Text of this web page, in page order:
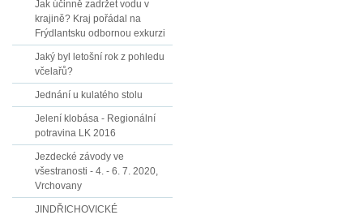
Jak účinně zadržet vodu v
krajině? Kraj pořádal na
Frýdlantsku odbornou exkurzi
Jaký byl letošní rok z pohledu
včelařů?
Jednání u kulatého stolu
Jelení klobása - Regionální
potravina LK 2016
Jezdecké závody ve
všestranosti - 4. - 6. 7. 2020,
Vrchovany
JINDŘICHOVICKÉ